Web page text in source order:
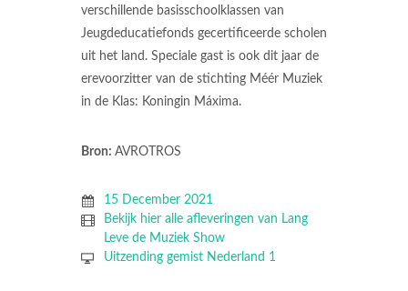
verschillende basisschoolklassen van
Jeugdeducatiefonds gecertificeerde scholen
uit het land. Speciale gast is ook dit jaar de
erevoorzitter van de stichting Méér Muziek
in de Klas: Koningin Máxima.
Bron: AVROTROS
15 December 2021
Bekijk hier alle afleveringen van Lang
Leve de Muziek Show
Uitzending gemist Nederland 1